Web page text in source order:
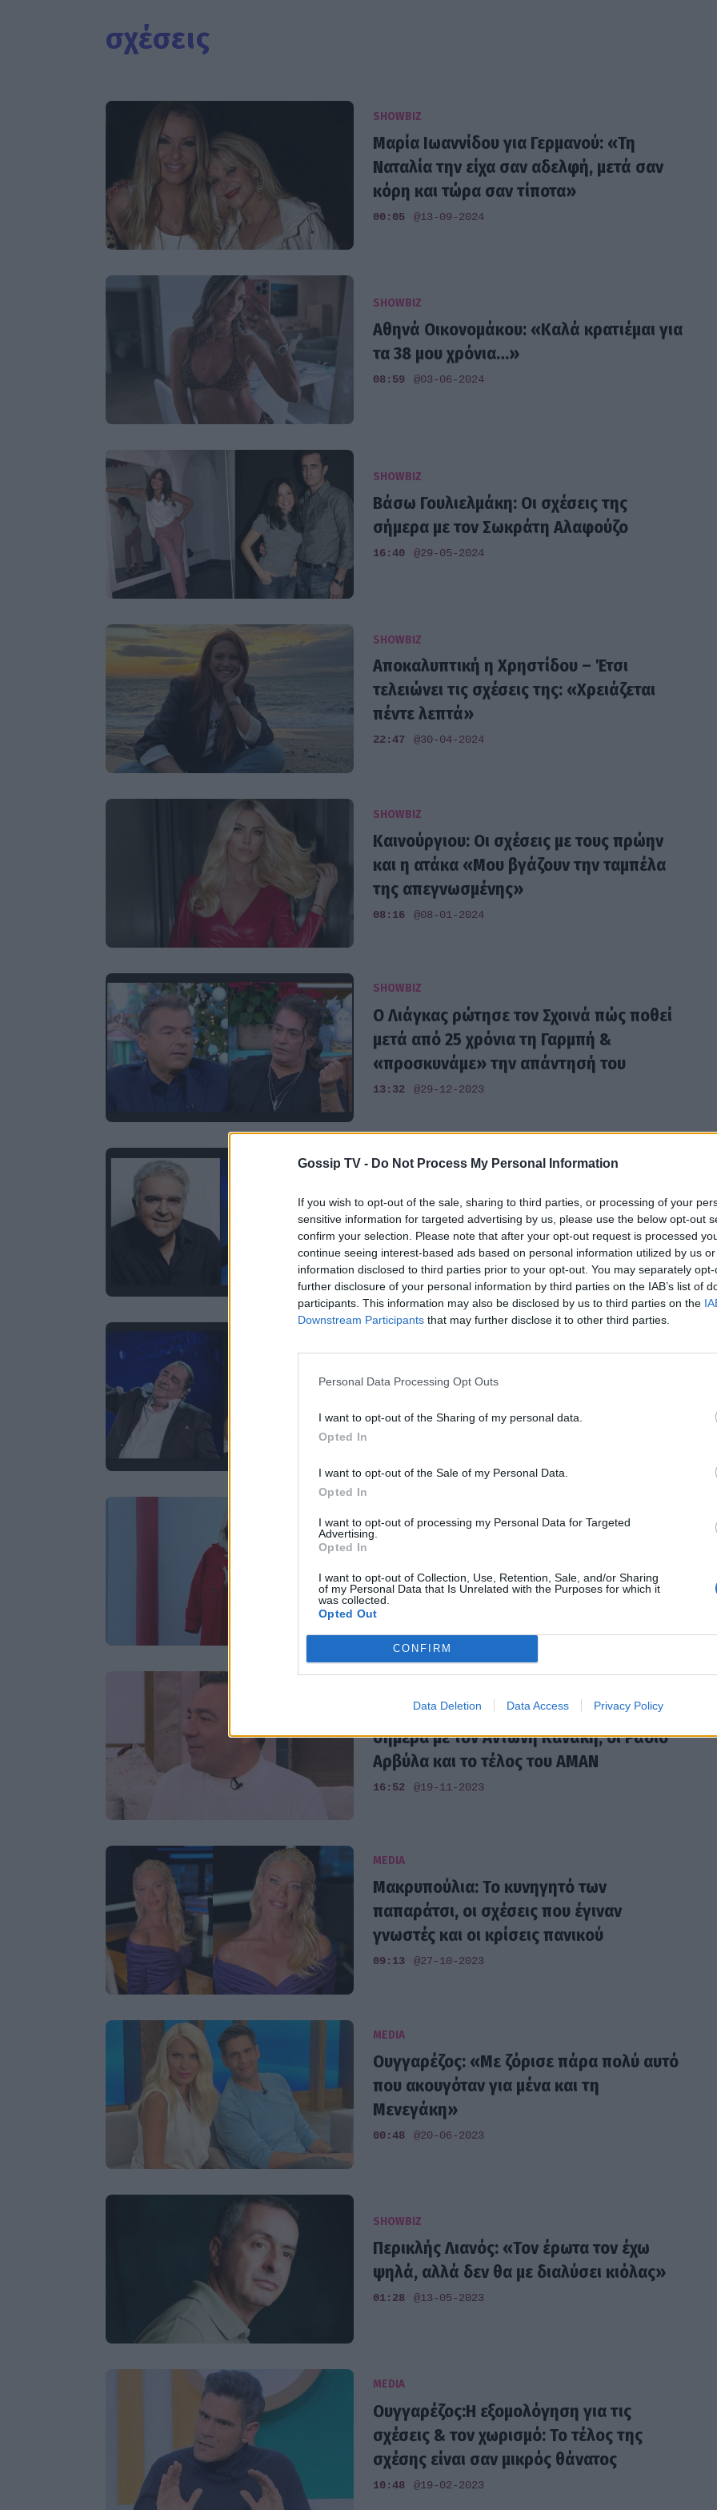
Gossip TV - Do Not Process My Personal Information
If you wish to opt-out of the sale, sharing to third parties, or processing of your
sensitive information for targeted advertising by us, please use the below opt-out
confirm your selection. Please note that after your opt-out request is processed
continue seeing interest-based ads based on personal information utilized by us
information disclosed to third parties prior to your opt-out. You may separately
further disclosure of your personal information by third parties on the IAB’s list of
participants. This information may also be disclosed by us to third parties on the
Downstream Participants that may further disclose it to other third parties.
Personal Data Processing Opt Outs
I want to opt-out of the Sharing of my personal data.
Opted In
I want to opt-out of the Sale of my Personal Data.
Opted In
I want to opt-out of processing my Personal Data for Targeted
Advertising.
Opted In
I want to opt-out of Collection, Use, Retention, Sale, and/or Sharing
of my Personal Data that Is Unrelated with the Purposes for which it
was collected.
Opted Out
CONFIRM
Data Deletion Data Access Privacy Policy
σχέσεις
SHOWBIZ
Μαρία Ιωαννίδου για Γερμανού: «Τη
Ναταλία την είχα σαν αδελφή, μετά σαν
κόρη και τώρα σαν τίποτα»
00:05 @13-09-2024
SHOWBIZ
Αθηνά Οικονομάκου: «Καλά κρατιέμαι για
τα 38 μου χρόνια…»
08:59 @03-06-2024
SHOWBIZ
Βάσω Γουλιελμάκη: Οι σχέσεις της
σήμερα με τον Σωκράτη Αλαφούζο
16:40 @29-05-2024
SHOWBIZ
Αποκαλυπτική η Χρηστίδου – Έτσι
τελειώνει τις σχέσεις της: «Χρειάζεται
πέντε λεπτά»
22:47 @30-04-2024
SHOWBIZ
Καινούργιου: Οι σχέσεις με τους πρώην
και η ατάκα «Μου βγάζουν την ταμπέλα
της απεγνωσμένης»
08:16 @08-01-2024
SHOWBIZ
Ο Λιάγκας ρώτησε τον Σχοινά πώς ποθεί
μετά από 25 χρόνια τη Γαρμπή &
«προσκυνάμε» την απάντησή του
13:32 @29-12-2023
SHOWBIZ
τις φήμες περί παρεξήγησης ανάμεσα σε
Καρρά-Τερζή
12:06 @28-12-2023
διακόψει τις σχέσεις τους και τα
«βρήκαν» τους τελευταίους μήνες
Καινούργιου: «Έχω κάνει την πρώτη
επικές χυλόπιτες»
08:38
Σωτήρης Καλυβάτσης: Η σχέση του
σήμερα με τον Αντώνη Κανάκη, οι Ράδιο
Αρβύλα και το τέλος του ΑΜΑΝ
16:52 @19-11-2023
MEDIA
Μακρυπούλια: Το κυνηγητό των
παπαράτσι, οι σχέσεις που έγιναν
γνωστές και οι κρίσεις πανικού
09:13 @27-10-2023
MEDIA
Ουγγαρέζος: «Με ζόρισε πάρα πολύ αυτό
που ακουγόταν για μένα και τη
Μενεγάκη»
00:48 @20-06-2023
SHOWBIZ
Περικλής Λιανός: «Τον έρωτα τον έχω
ψηλά, αλλά δεν θα με διαλύσει κιόλας»
01:28 @13-05-2023
MEDIA
Ουγγαρέζος:Η εξομολόγηση για τις
σχέσεις & τον χωρισμό: Το τέλος της
σχέσης είναι σαν μικρός θάνατος
10:48 @19-02-2023